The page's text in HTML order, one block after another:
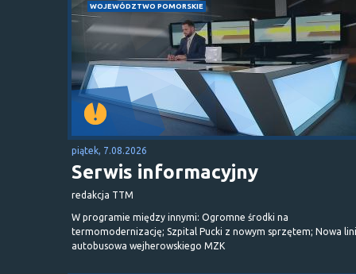
WOJEWÓDZTWO POMORSKIE
piątek, 7.08.2026
Serwis informacyjny
redakcja TTM
W programie między innymi: Ogromne środki na
termomodernizację; Szpital Pucki z nowym sprzętem; Nowa
autobusowa wejherowskiego MZK